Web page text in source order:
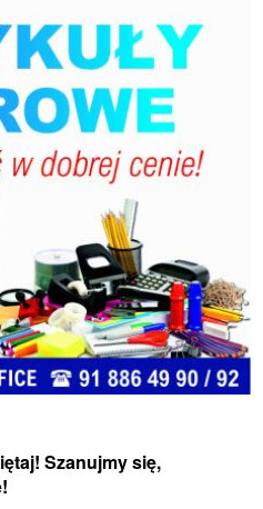
Szanujmy się,